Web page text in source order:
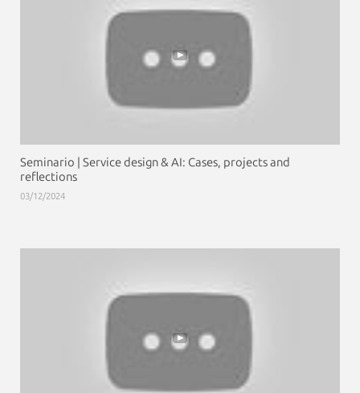
Seminario | Service design & AI: Cases, projects and
reflections
03/12/2024